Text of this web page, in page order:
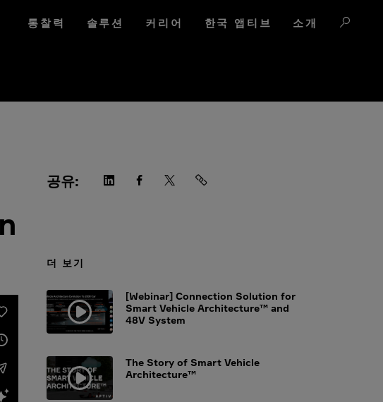
통찰력 솔루션 커리어 한국 앱티브 소개
공유:
더 보기
[Webinar] Connection Solution for
Smart Vehicle Architecture™ and
48V System
The Story of Smart Vehicle
Architecture™